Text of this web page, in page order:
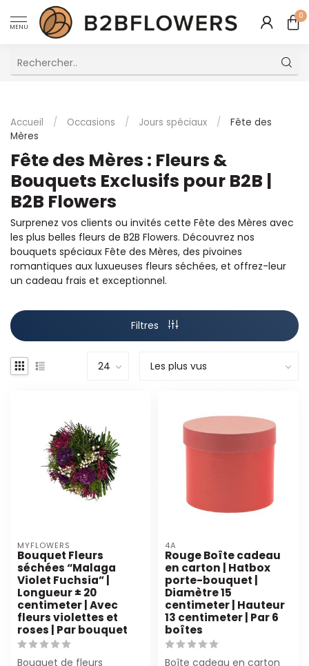
MENU
0
Accueil / Occasions / Jours spéciaux /
Fête des
Mères
Fête des Mères : Fleurs &
Bouquets Exclusifs pour B2B |
B2B Flowers
Surprenez vos clients ou invités cette Fête des Mères avec
les plus belles fleurs de B2B Flowers. Découvrez nos
bouquets spéciaux Fête des Mères, des pivoines
romantiques aux luxueuses fleurs séchées, et offrez-leur
un cadeau frais et exceptionnel.
Filtres
MYFLOWERS
Bouquet Fleurs
séchées “Malaga
Violet Fuchsia” |
Longueur ± 20
centimeter | Avec
fleurs violettes et
roses | Par bouquet
Bouquet de fleurs
4A
Rouge Boîte cadeau
en carton | Hatbox
porte-bouquet |
Diamètre 15
centimeter | Hauteur
13 centimeter | Par 6
boîtes
Boîte cadeau en carton